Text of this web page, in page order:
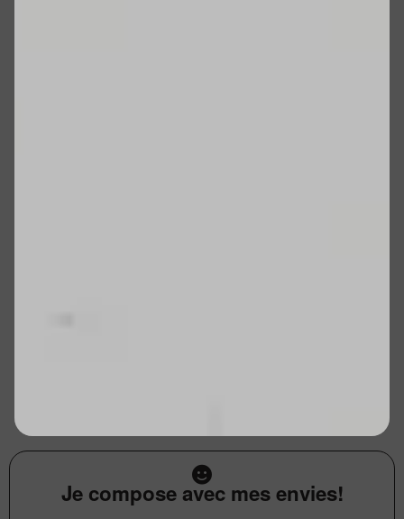
Je compose avec mes envies!